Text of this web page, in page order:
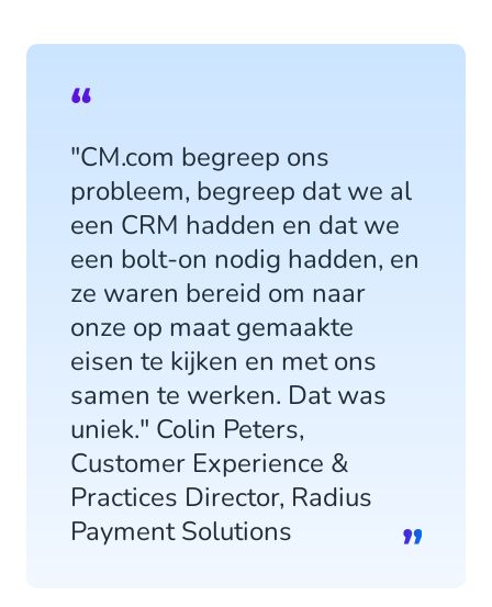
"CM.com begreep ons
probleem, begreep dat we al
een CRM hadden en dat we
een bolt-on nodig hadden, en
ze waren bereid om naar
onze op maat gemaakte
eisen te kijken en met ons
samen te werken. Dat was
uniek." Colin Peters,
Customer Experience &
Practices Director, Radius
Payment Solutions